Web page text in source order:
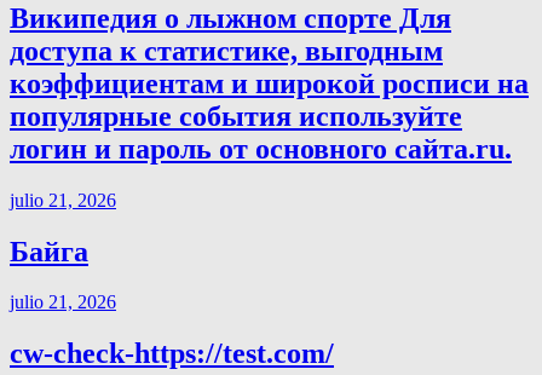
Википедия о лыжном спорте Для
доступа к статистике, выгодным
коэффициентам и широкой росписи на
популярные события используйте
логин и пароль от основного сайта.ru.
julio 21, 2026
Байга
julio 21, 2026
cw-check-https://test.com/